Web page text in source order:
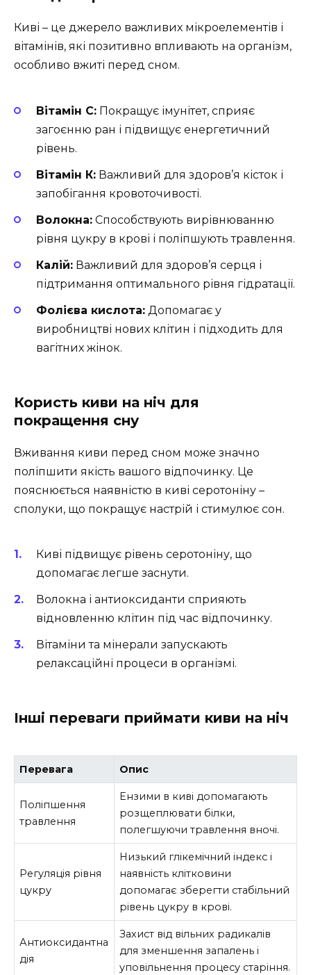
Киві – це джерело важливих мікроелементів і
вітамінів, які позитивно впливають на організм,
особливо вжиті перед сном.
Вітамін С: Покращує імунітет, сприяє
загоєнню ран і підвищує енергетичний
рівень.
Вітамін К: Важливий для здоров’я кісток і
запобігання кровоточивості.
Волокна: Способствують вирівнюванню
рівня цукру в крові і поліпшують травлення.
Калій: Важливий для здоров’я серця і
підтримання оптимального рівня гідратації.
Фолієва кислота: Допомагає у
виробництві нових клітин і підходить для
вагітних жінок.
Користь киви на ніч для
покращення сну
Вживання киви перед сном може значно
поліпшити якість вашого відпочинку. Це
пояснюється наявністю в киві серотоніну –
сполуки, що покращує настрій і стимулює сон.
Киві підвищує рівень серотоніну, що
допомагає легше заснути.
Волокна і антиоксиданти сприяють
відновленню клітин під час відпочинку.
Вітаміни та мінерали запускають
релаксаційні процеси в організмі.
Інші переваги приймати киви на ніч
Перевага Опис
Поліпшення
травлення
Ензими в киві допомагають
розщеплювати білки,
полегшуючи травлення вночі.
Регуляція рівня
цукру
Низький глікемічний індекс і
наявність клітковини
допомагає зберегти стабільний
рівень цукру в крові.
Антиоксидантна
дія
Захист від вільних радикалів
для зменшення запалень і
уповільнення процесу старіння.